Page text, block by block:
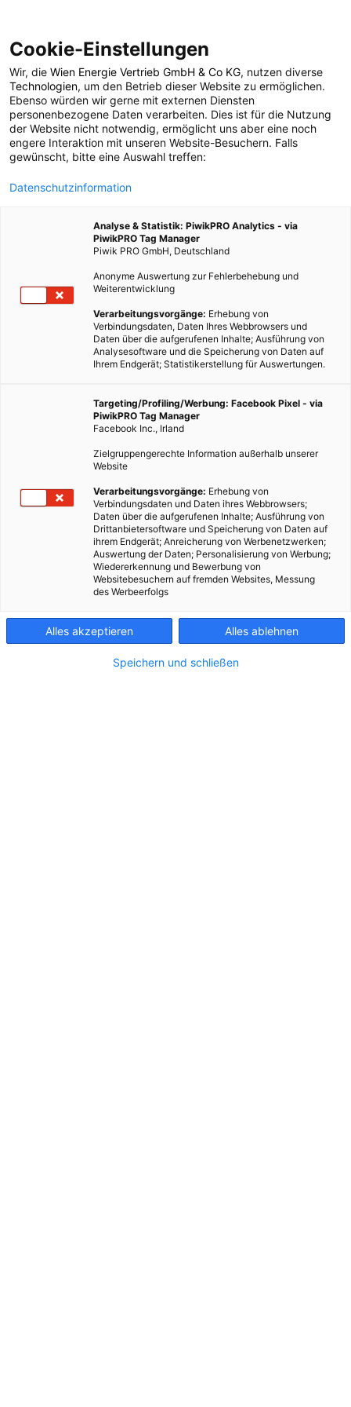
POSTS BY TAG
Fußbodenbelag
1 BEITRAG
Cookie-Einstellungen
Wir, die Wien Energie Vertrieb GmbH & Co KG, nutzen diverse
Technologien, um den Betrieb dieser Website zu ermöglichen.
Ebenso würden wir gerne mit externen Diensten
personenbezogene Daten verarbeiten. Dies ist für die Nutzung
der Website nicht notwendig, ermöglicht uns aber eine noch
engere Interaktion mit unseren Website-Besuchern. Falls
gewünscht, bitte eine Auswahl treffen:
Datenschutzinformation
Analyse & Statistik: PiwikPRO Analytics - via
PiwikPRO Tag Manager
Piwik PRO GmbH, Deutschland
Anonyme Auswertung zur Fehlerbehebung und
Weiterentwicklung
Verarbeitungsvorgänge: Erhebung von
Verbindungsdaten, Daten Ihres Webbrowsers und
Daten über die aufgerufenen Inhalte; Ausführung von
Analysesoftware und die Speicherung von Daten auf
Ihrem Endgerät; Statistikerstellung für Auswertungen.
Targeting/Profiling/Werbung: Facebook Pixel - via
PiwikPRO Tag Manager
Facebook Inc., Irland
Zielgruppengerechte Information außerhalb unserer
Website
Verarbeitungsvorgänge: Erhebung von
Verbindungsdaten und Daten ihres Webbrowsers;
Daten über die aufgerufenen Inhalte; Ausführung von
Drittanbietersoftware und Speicherung von Daten auf
ihrem Endgerät; Anreicherung von Werbenetzwerken;
Auswertung der Daten; Personalisierung von Werbung;
Wiedererkennung und Bewerbung von
Websitebesuchern auf fremden Websites, Messung
des Werbeerfolgs
Alles akzeptieren Alles ablehnen
Speichern und schließen